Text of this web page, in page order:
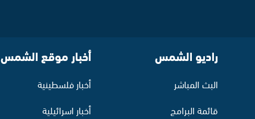
راديو الشمس
البث المباشر
قائمة البرامج
أخبار موقع الشمس
أخبار فلسطينية
أخبار اسرائيلية